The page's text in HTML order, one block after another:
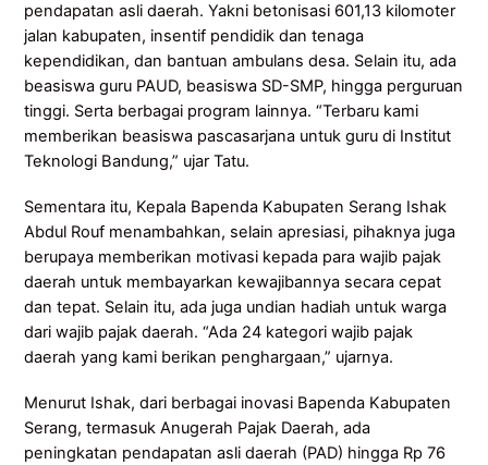
pendapatan asli daerah. Yakni betonisasi 601,13 kilomoter
jalan kabupaten, insentif pendidik dan tenaga
kependidikan, dan bantuan ambulans desa. Selain itu, ada
beasiswa guru PAUD, beasiswa SD-SMP, hingga perguruan
tinggi. Serta berbagai program lainnya. “Terbaru kami
memberikan beasiswa pascasarjana untuk guru di Institut
Teknologi Bandung,” ujar Tatu.
Sementara itu, Kepala Bapenda Kabupaten Serang Ishak
Abdul Rouf menambahkan, selain apresiasi, pihaknya juga
berupaya memberikan motivasi kepada para wajib pajak
daerah untuk membayarkan kewajibannya secara cepat
dan tepat. Selain itu, ada juga undian hadiah untuk warga
dari wajib pajak daerah. “Ada 24 kategori wajib pajak
daerah yang kami berikan penghargaan,” ujarnya.
Menurut Ishak, dari berbagai inovasi Bapenda Kabupaten
Serang, termasuk Anugerah Pajak Daerah, ada
peningkatan pendapatan asli daerah (PAD) hingga Rp 76